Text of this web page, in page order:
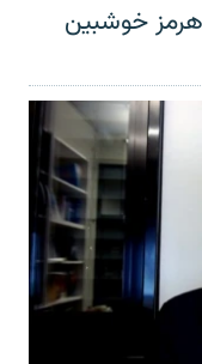
خوشبین